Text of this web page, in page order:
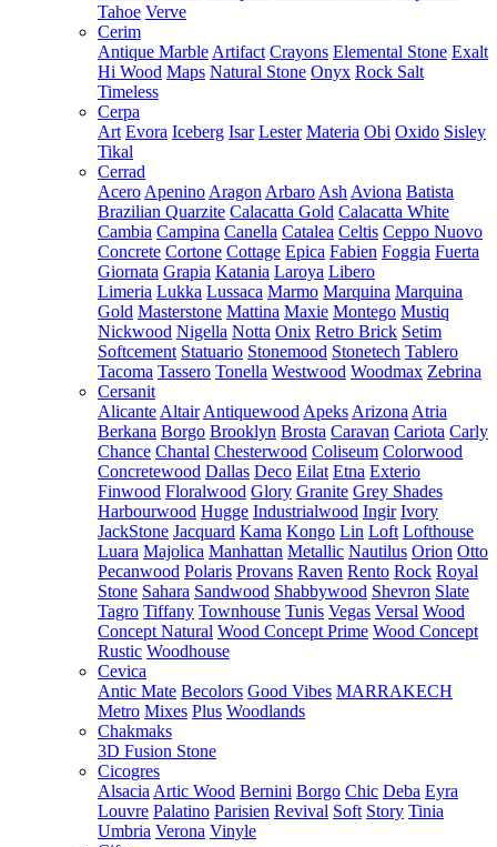
Tahoe Verve
Cerim
Antique Marble Artifact Crayons Elemental Stone Exalt
Hi Wood Maps Natural Stone Onyx Rock Salt
Timeless
Cerpa
Art Evora Iceberg Isar Lester Materia Obi Oxido Sisley
Tikal
Cerrad
Acero Apenino Aragon Arbaro Ash Aviona Batista
Brazilian Quarzite Calacatta Gold Calacatta White
Cambia Campina Canella Catalea Celtis Ceppo Nuovo
Concrete Cortone Cottage Epica Fabien Foggia Fuerta
Giornata Grapia Katania Laroya Libero
Limeria Lukka Lussaca Marmo Marquina Marquina
Gold Masterstone Mattina Maxie Montego Mustiq
Nickwood Nigella Notta Onix Retro Brick Setim
Softcement Statuario Stonemood Stonetech Tablero
Tacoma Tassero Tonella Westwood Woodmax Zebrina
Cersanit
Alicante Altair Antiquewood Apeks Arizona Atria
Berkana Borgo Brooklyn Brosta Caravan Cariota Carly
Chance Chantal Chesterwood Coliseum Colorwood
Concretewood Dallas Deco Eilat Etna Exterio
Finwood Floralwood Glory Granite Grey Shades
Harbourwood Hugge Industrialwood Ingir Ivory
JackStone Jacquard Kama Kongo Lin Loft Lofthouse
Luara Majolica Manhattan Metallic Nautilus Orion Otto
Pecanwood Polaris Provans Raven Rento Rock Royal
Stone Sahara Sandwood Shabbywood Shevron Slate
Tagro Tiffany Townhouse Tunis Vegas Versal Wood
Concept Natural Wood Concept Prime Wood Concept
Rustic Woodhouse
Cevica
Antic Mate Becolors Good Vibes MARRAKECH
Metro Mixes Plus Woodlands
Chakmaks
3D Fusion Stone
Cicogres
Alsacia Artic Wood Bernini Borgo Chic Deba Eyra
Louvre Palatino Parisien Revival Soft Story Tinia
Umbria Verona Vinyle